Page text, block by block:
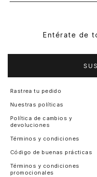
Entérate de
Rastrea tu pedido
Nuestras políticas
Política de cambios y
devoluciones
Términos y condiciones
Código de buenas prácticas
Términos y condiciones
promocionales